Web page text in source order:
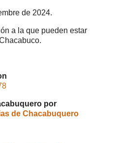
de 2024.
a la que pueden estar
por
de Chacabuquero